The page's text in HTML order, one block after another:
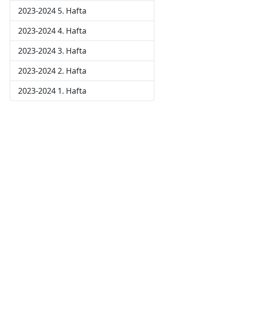
2023-2024 5. Hafta
2023-2024 4. Hafta
2023-2024 3. Hafta
2023-2024 2. Hafta
2023-2024 1. Hafta